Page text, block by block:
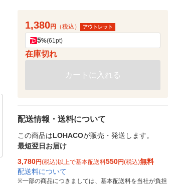
1,380円 （税込） アウトレット
5%(61pt)
在庫切れ
カートに入れる
配送情報・送料について
この商品はLOHACOが販売・発送します。
最短翌日お届け
3,780円(税込)以上で基本配送料550円(税込)無料
配送料について
※一部の商品につきましては、基本配送料を当社が負担